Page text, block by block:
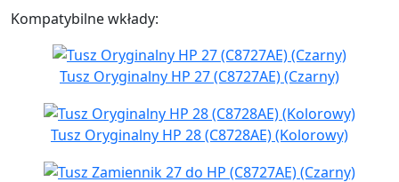
Kompatybilne wkłady:
Tusz Oryginalny HP 27 (C8727AE) (Czarny)
Tusz Oryginalny HP 28 (C8728AE) (Kolorowy)